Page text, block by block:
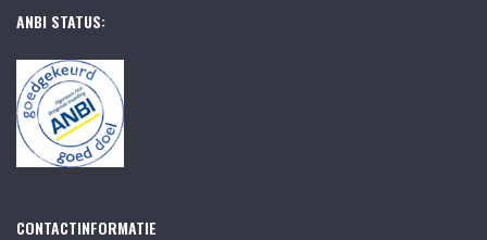
ANBI STATUS:
CONTACTINFORMATIE